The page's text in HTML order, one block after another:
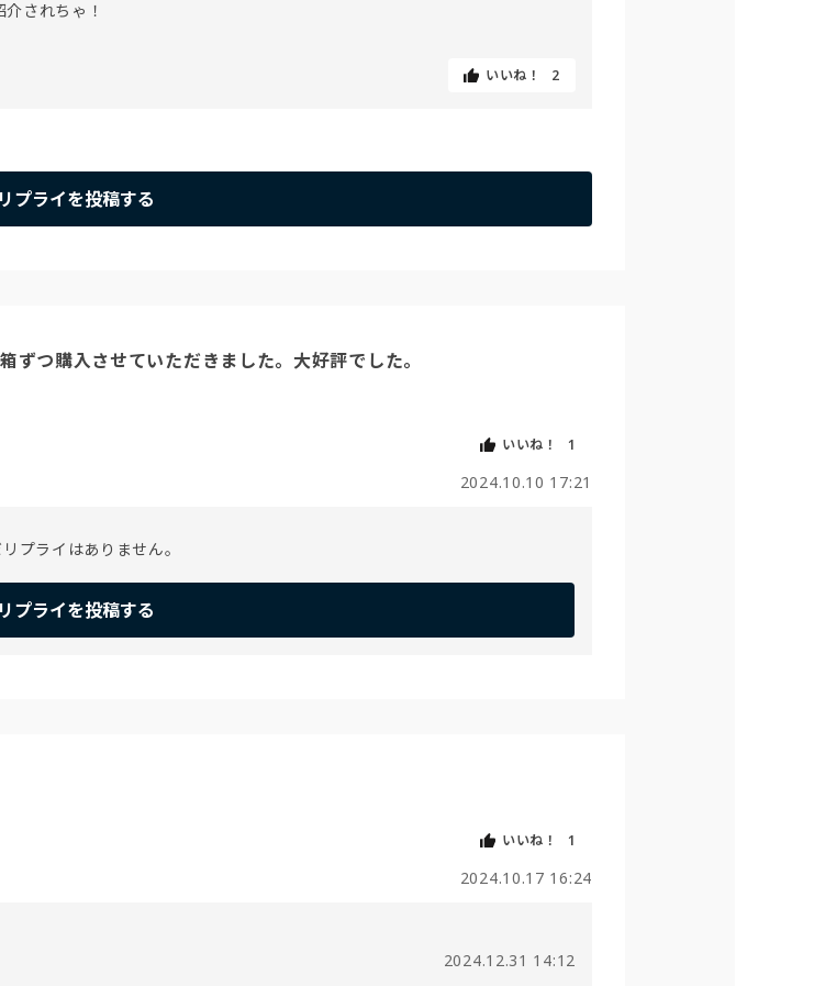
いいね！ 2
リプライを投稿する
つ購入させていただきました。大好評でした。
いいね！ 1
2024.10.10 17:21
プライはありません。
リプライを投稿する
いいね！ 1
2024.10.17 16:24
2024.12.31 14:12